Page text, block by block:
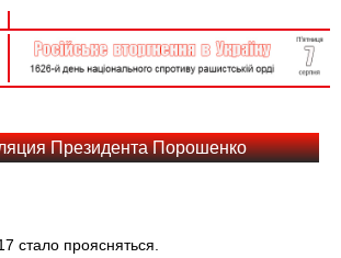
Президента Порошенко
стало проясняться.